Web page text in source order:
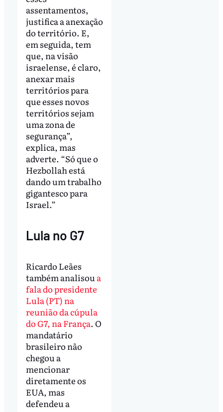
assentamentos,
justifica a anexação
do território. E,
em seguida, tem
que, na visão
israelense, é claro,
anexar mais
territórios para
que esses novos
territórios sejam
uma zona de
segurança”,
explica, mas
adverte. “Só que o
Hezbollah está
dando um trabalho
gigantesco para
Israel.”
Lula no G7
Ricardo Leães
também analisou a
fala do presidente
Lula (PT) na
reunião da cúpula
do G7, na França. O
mandatário
brasileiro não
chegou a
mencionar
diretamente os
EUA, mas
defendeu a